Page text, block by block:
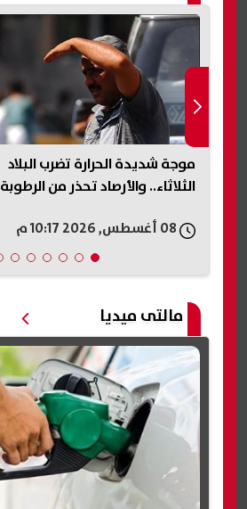
موجة شديدة الحرارة تضرب البلاد
الثلاثاء.. والأرصاد تحذر من الرطوبة
مالتى ميديا